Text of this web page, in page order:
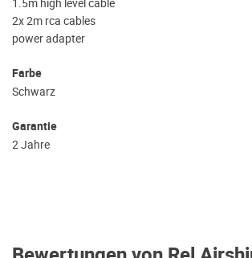
2x 2m rca cables
power adapter
Farbe
Schwarz
Garantie
2 Jahre